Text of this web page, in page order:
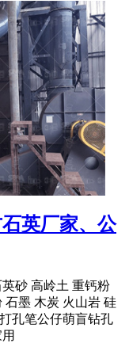
英厂家、公
砂 高岭土 重钙粉
石墨 木炭 火山岩 硅
孔笔公仔萌盲钻孔